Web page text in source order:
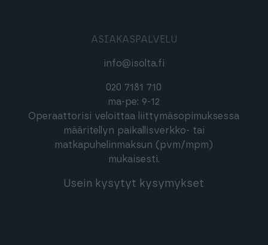
ASIAKASPALVELU
info@isolta.fi
020 7181 710
ma-pe: 9-12
Operaattorisi veloittaa liittymäsopimuksessa
määritellyn paikallisverkko- tai
matkapuhelinmaksun (pvm/mpm)
mukaisesti.
Usein kysytyt kysymykset